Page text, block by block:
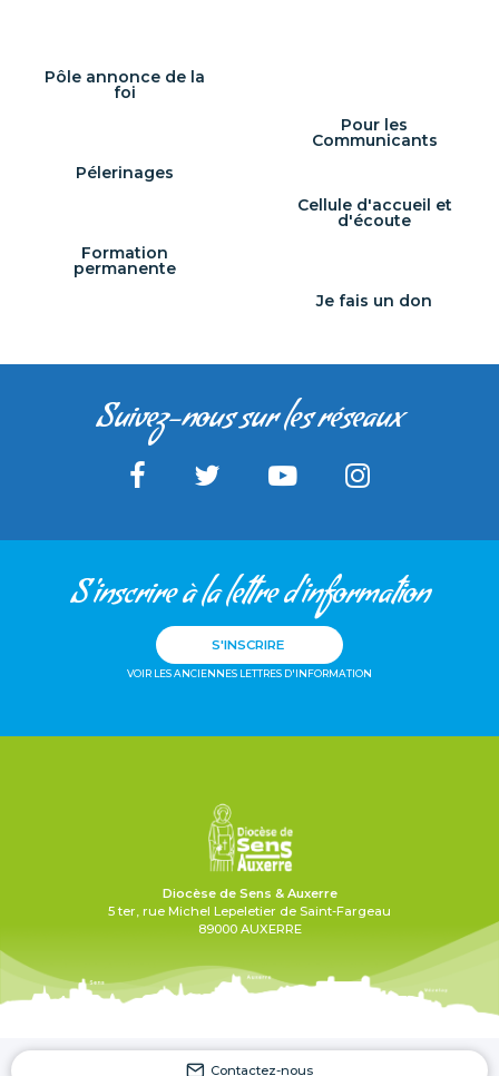
Pôle annonce de la
foi
Pour les
Communicants
Pélerinages
Cellule d'accueil et
d'écoute
Formation
permanente
Je fais un don
Suivez-nous sur les réseaux
S'inscrire à la lettre d'information
S'INSCRIRE
VOIR LES ANCIENNES LETTRES D'INFORMATION
Diocèse de Sens & Auxerre
5 ter, rue Michel Lepeletier de Saint-Fargeau
89000 AUXERRE
Contactez-nous
Mentions légales